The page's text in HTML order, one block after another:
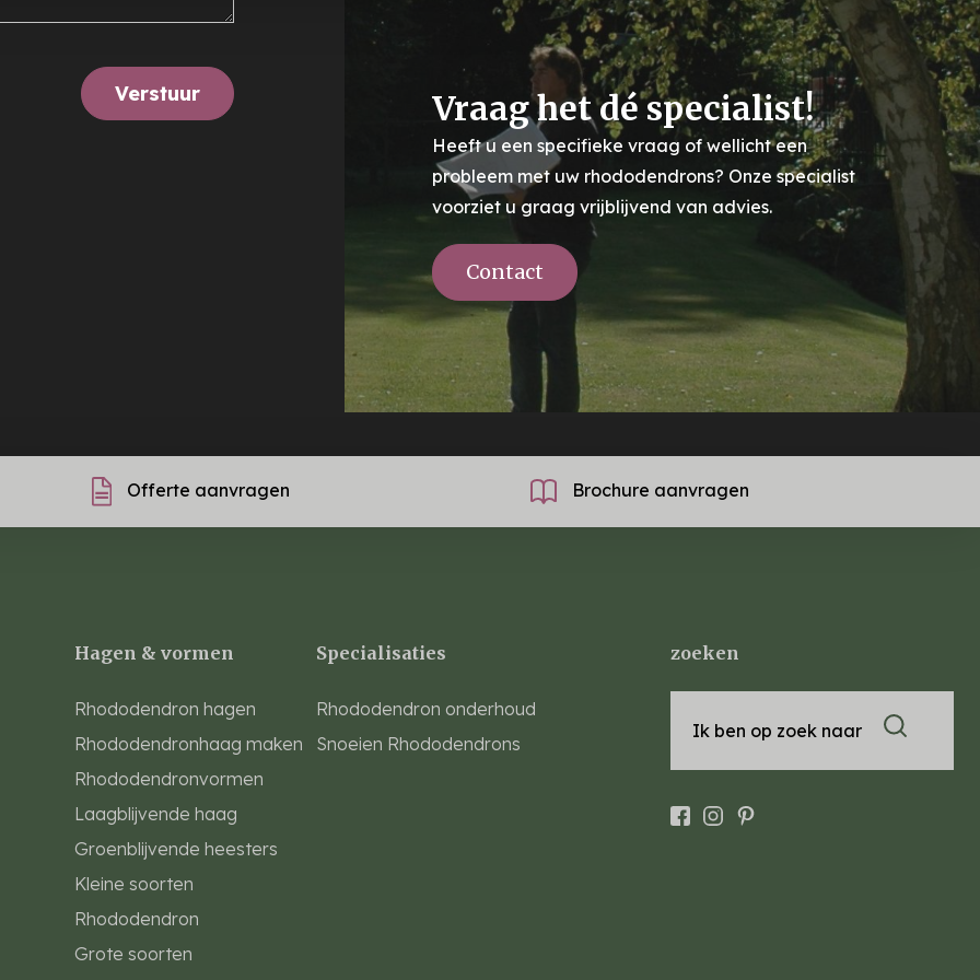
Verstuur Vraag het dé specialist!
Heeft u een specifieke vraag of wellicht een
probleem met uw rhododendrons? Onze specialist
voorziet u graag vrijblijvend van advies.
Contact
Offerte aanvragen Brochure aanvragen
Hagen & vormen
Rhododendron hagen
Rhododendronhaag maken
Rhododendronvormen
Laagblijvende haag
Groenblijvende heesters
Kleine soorten
Rhododendron
Grote soorten
Specialisaties
Rhododendron onderhoud
Snoeien Rhododendrons
zoeken
Ik ben op zoek naar